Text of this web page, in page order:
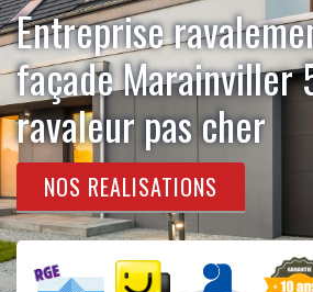
Entreprise
façade Marainviller
ravaleur pas cher
NOS REALISATIONS